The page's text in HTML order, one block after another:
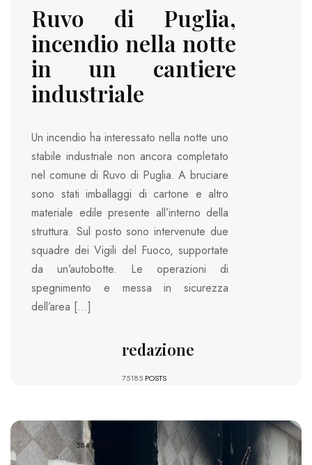
Ruvo di Puglia,
incendio nella notte
in un cantiere
industriale
Un incendio ha interessato nella notte uno
stabile industriale non ancora completato
nel comune di Ruvo di Puglia. A bruciare
sono stati imballaggi di cartone e altro
materiale edile presente all’interno della
struttura. Sul posto sono intervenute due
squadre dei Vigili del Fuoco, supportate
da un’autobotte. Le operazioni di
spegnimento e messa in sicurezza
dell’area […]
redazione
75185 POSTS
584 VIEWS